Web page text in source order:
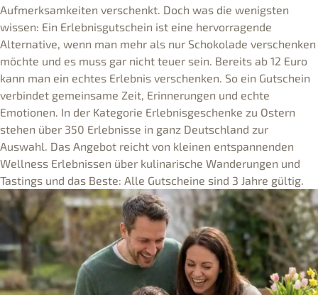
Aufmerksamkeiten verschenkt. Doch was die wenigsten
wissen: Ein Erlebnisgutschein ist eine hervorragende
Alternative, wenn man mehr als nur Schokolade verschenken
möchte und es muss gar nicht teuer sein. Bereits ab 12 Euro
kann man ein echtes Erlebnis verschenken. So ein Gutschein
verbindet gemeinsame Zeit, Erinnerungen und echte
Emotionen. In der Kategorie Erlebnisgeschenke zu Ostern
stehen über 350 Erlebnisse in ganz Deutschland zur
Auswahl. Das Angebot reicht von kleinen entspannenden
Wellness Erlebnissen über kulinarische Wanderungen und
Tastings und das Beste: Alle Gutscheine sind 3 Jahre gültig.